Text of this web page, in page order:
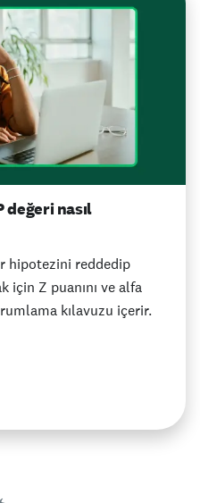
değeri nasıl
hipotezini reddedip
için Z puanını ve alfa
kılavuzu içerir.